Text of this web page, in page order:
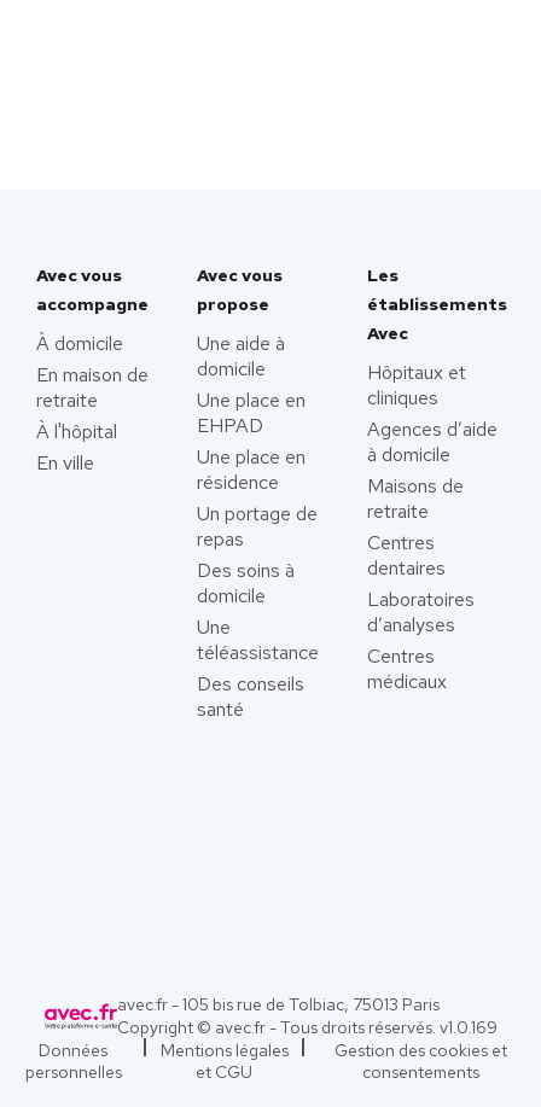
Avec vous
accompagne
À domicile
En maison de
retraite
À l'hôpital
En ville
Avec vous
propose
Une aide à
domicile
Une place en
EHPAD
Une place en
résidence
Un portage de
repas
Des soins à
domicile
Une
téléassistance
Des conseils
santé
Les
établissements
Avec
Hôpitaux et
cliniques
Agences d’aide
à domicile
Maisons de
retraite
Centres
dentaires
Laboratoires
d’analyses
Centres
médicaux
avec.fr - 105 bis rue de Tolbiac, 75013 Paris
Copyright © avec.fr - Tous droits réservés. v1.0.169
Données
personnelles
Mentions légales
et CGU
Gestion des cookies et
consentements